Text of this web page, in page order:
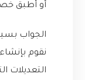
أو أطبق
الجواب
نقوم
التعديلات